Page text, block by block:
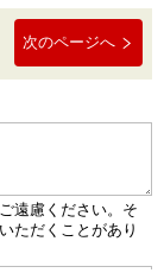
次のページへ